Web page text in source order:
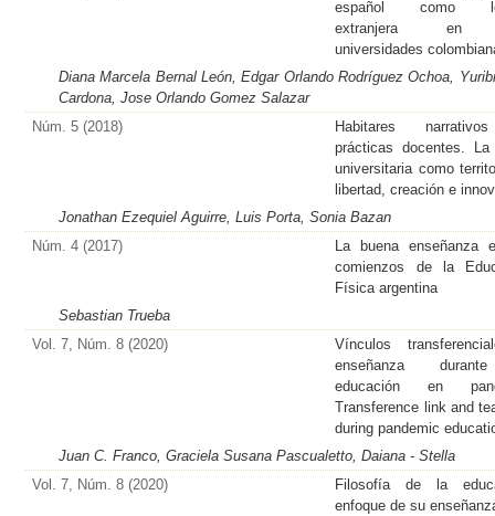
español como
extranjera en
universidades
Diana Marcela Bernal León, Edgar Orlando Rodríguez Ochoa,
Cardona, Jose Orlando Gomez Salazar
Núm. 5 (2018)
Habitares
prácticas docentes.
universitaria como
libertad, creación e
Jonathan Ezequiel Aguirre, Luis Porta, Sonia Bazan
Núm. 4 (2017)
La buena enseñanza
comienzos de la
Física argentina
Sebastian Trueba
Vol. 7, Núm. 8 (2020)
Vínculos
enseñanza
educación en
Transference link and
during pandemic
Juan C. Franco, Graciela Susana Pascualetto, Daiana - Stella
Vol. 7, Núm. 8 (2020)
Filosofía de la
enfoque de su